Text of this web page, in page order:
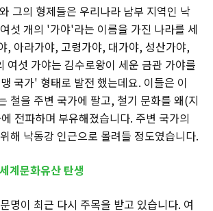
그의 형제들은 우리나라 남부 지역인 낙
섯 개의 '가야'라는 이름을 가진 나라를 세
, 아라가야, 고령가야, 대가야, 성산가야,
여섯 가야는 김수로왕이 세운 금관 가야를
국가' 형태로 발전 했는데요. 이들은 이
철을 주변 국가에 팔고, 철기 문화를 왜(지
전파하며 부유해졌습니다. 주변 국가의
해 낙동강 인근으로 몰려들 정도였습니다.
계문화유산 탄생
명이 최근 다시 주목을 받고 있습니다. 여